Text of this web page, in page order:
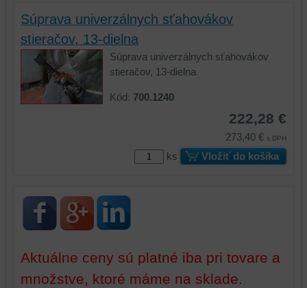
Súprava univerzálnych sťahovákov
stieračov, 13-dielna
Súprava univerzálnych sťahovákov
stieračov, 13-dielna
Kód: 700.1240
222,28 €
273,40 € s DPH
ks Vložiť do košíka
Aktuálne ceny sú platné iba pri tovare a
množstve, ktoré máme na sklade.
cookie
a
úložiská
prehliadača)
na
identifikáciu
platformy,
zážitku
prehliadania
a
zabezpečenia.
a
úložiská
prehliadača),
sme
mohli
zážitok
ukladať
niektoré
z